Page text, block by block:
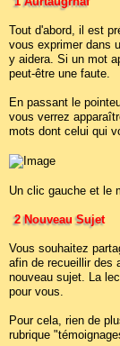
Tout d'abord, il est
vous exprimer dans
y aidera. Si un mot
peut-être une faute.
En passant le
vous verrez
mots dont celui qui
Un clic gauche et le
2 Nouveau Sujet
Vous souhaitez
afin de recueillir des
nouveau sujet. La
pour vous.
Pour cela, rien de
rubrique